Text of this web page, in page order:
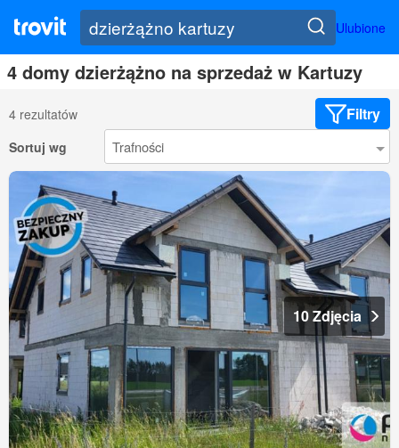
Ulubione
4 domy dzierżążno na sprzedaż w Kartuzy
4 rezultatów Filtry
Sortuj wg
10 Zdjęcia